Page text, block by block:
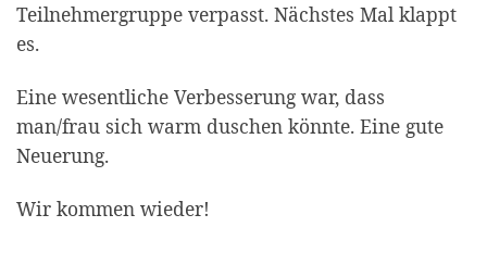
Teilnehmergruppe verpasst. Nächstes Mal klappt
es.
Eine wesentliche Verbesserung war, dass
man/frau sich warm duschen könnte. Eine gute
Neuerung.
Wir kommen wieder!